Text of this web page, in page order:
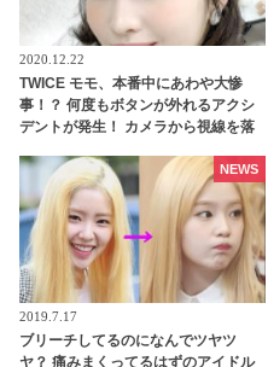
2020.12.22
TWICE モモ、本番中にあわや大惨
事！？ 何度もボタンが外れるアクシ
デントが発生！ カメラから視線を落
ェッショナルな行動に拍手喝采[動画
あり]
2019.7.17
ブリーチしてるのになんでツヤツ
ヤ？ 痛みまくってるはずのアイドル
NEWS